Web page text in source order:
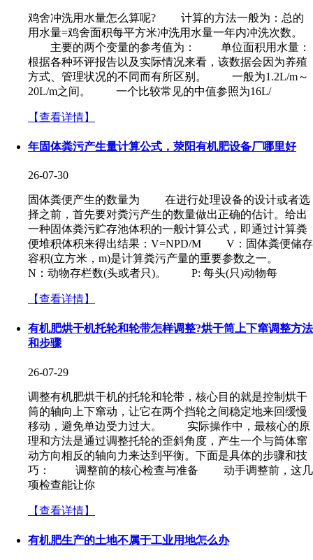
鸡舍冲洗用水量怎么算呢? 计算的方法一般为：总的
用水量=鸡舍面积每平方米冲洗用水量一年内冲洗次数。
主要的两个变量的参考值为： 单位面积用水量：
根据各种环评报告以及实际情况来看，该数据会因为养殖
方式、管理状况的不同而有所区别。 一般为1.2L/m～
20L/m之间。 一个比较常见的中值参照为16L/
【查看详情】
年固体粪污产生量计算公式，荥阳有机肥设备厂哪里好
26-07-30
固体粪便产生的数量为 在进行处理设备的设计或者选
择之前，首先要对粪污产生的数量做出正确的估计。给出
一种固体粪污贮存池体积的一般计算公式，即通过计算粪
便堆积体积来得出结果：V=NPD/M V：固体粪便储存
容积(立方米，m)是计算粪污产量的重要参数之一。
N：动物存栏数(头或者只)。 P: 每头(只)动物每
【查看详情】
有机肥烘干机托轮和轮带怎样调整?烘干筒上下窜调整方法
和步骤
26-07-29
调整有机肥烘干机的托轮和轮带，核心目的就是控制烘干
筒的轴向上下窜动，让它在两个挡轮之间稳定地来回缓慢
移动，避免单边受力过大。 实际操作中，最核心的原
理和方法是通过调整托轮的歪斜角度，产生一个与筒体窜
动方向相反的轴向力来达到平衡。下面是具体的步骤和技
巧： 调整前的核心检查与准备 动手调整前，这几
项检查能让你
【查看详情】
有机肥生产的土地不属于工业用地怎么办